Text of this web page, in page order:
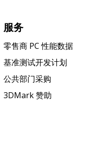
服务
零售商 PC 性能数据
基准测试开发计划
公共部门采购
3DMark 赞助